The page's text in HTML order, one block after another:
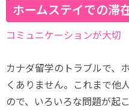
ホームステイでの滞
コミュニケーションが大切
カナダ留学のトラブルで、
くありません。これまで他
ので、いろいろな問題が起